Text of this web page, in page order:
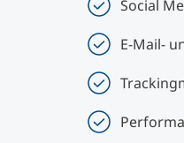
Social
E-Mail-